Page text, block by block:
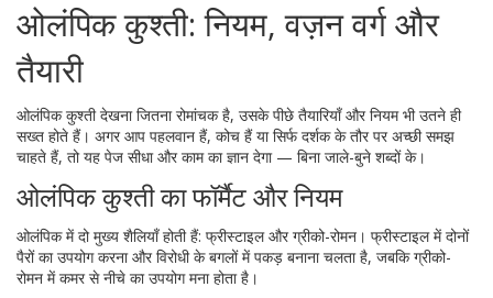
ओलंपिक कुश्ती: नियम, वज़न वर्ग और
तैयारी
ओलंपिक कुश्ती देखना जितना रोमांचक है, उसके पीछे तैयारियाँ और नियम भी उतने ही
सख्त होते हैं। अगर आप पहलवान हैं, कोच हैं या सिर्फ दर्शक के तौर पर अच्छी समझ
चाहते हैं, तो यह पेज सीधा और काम का ज्ञान देगा — बिना जाले-बुने शब्दों के।
ओलंपिक कुश्ती का फॉर्मैट और नियम
ओलंपिक में दो मुख्य शैलियाँ होती हैं: फ्रीस्टाइल और ग्रीको-रोमन। फ्रीस्टाइल में दोनों
पैरों का उपयोग करना और विरोधी के बगलों में पकड़ बनाना चलता है, जबकि ग्रीको-
रोमन में कमर से नीचे का उपयोग मना होता है।